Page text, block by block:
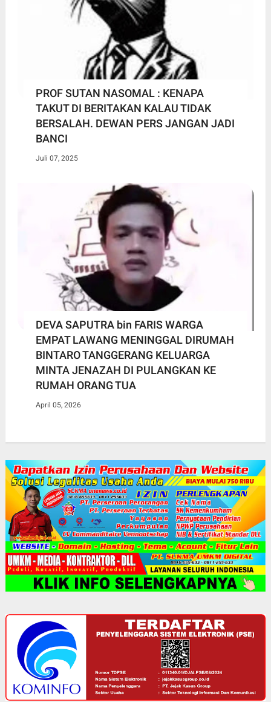
PROF SUTAN NASOMAL : KENAPA
TAKUT DI BERITAKAN KALAU TIDAK
BERSALAH. DEWAN PERS JANGAN JADI
BANCI
Juli 07, 2025
DEVA SAPUTRA bin FARIS WARGA
EMPAT LAWANG MENINGGAL DIRUMAH
BINTARO TANGGERANG KELUARGA
MINTA JENAZAH DI PULANGKAN KE
RUMAH ORANG TUA
April 05, 2026